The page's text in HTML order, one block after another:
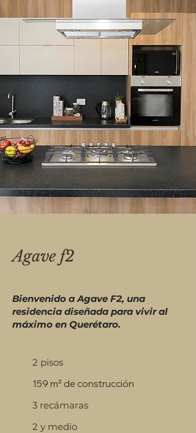
Agave f2
Bienvenido a Agave F2, una
residencia diseñada para vivir al
máximo en Querétaro.
2 pisos
159 m² de construcción
3 recámaras
2 y medio